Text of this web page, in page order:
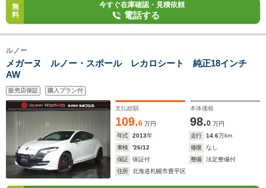
無
料
今すぐ在庫確認・見積依頼
電話する
ルノー
メガーヌ ルノー・スポール レカロシート 純正18インチ
AW
販売店保証 購入プラン付
支払総額
109.6 万円
本体価格
98.0 万円
年式
2013年 走行 14.6万km
車検
'26/12 修復
なし
保証
保証付 整備
法定整備付
住所
北海道札幌市豊平区